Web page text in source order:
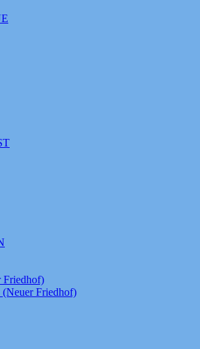
Friedhof)